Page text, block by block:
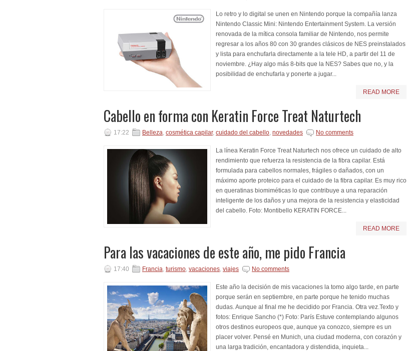
Lo retro y lo digital se unen en Nintendo porque la compañía lanza
Nintendo Classic Mini: Nintendo Entertainment System. La versión
renovada de la mítica consola familiar de Nintendo, nos permite
regresar a los años 80 con 30 grandes clásicos de NES preinstalados
y lista para enchufarla directamente a la tele HD, a partir del 11 de
noviembre. ¿Hay algo más 8-bits que la NES? Sabes que no, y la
posibilidad de enchufarla y ponerte a jugar...
READ MORE
Cabello en forma con Keratin Force Treat Naturtech
17:22 Belleza, cosmética capilar, cuidado del cabello, novedades No comments
La línea Keratin Force Treat Naturtech nos ofrece un cuidado de alto
rendimiento que refuerza la resistencia de la fibra capilar. Está
formulada para cabellos normales, frágiles o dañados, con un
máximo aporte proteico para el cuidado de la fibra capilar. Es muy rico
en queratinas biomiméticas lo que contribuye a una reparación
inteligente de los daños y una mejora de la resistencia y elasticidad
del cabello. Foto: Montibello KERATIN FORCE...
READ MORE
Para las vacaciones de este año, me pido Francia
17:40 Francia, turismo, vacaciones, viajes No comments
Este año la decisión de mis vacaciones la tomo algo tarde, en parte
porque serán en septiembre, en parte porque he tenido muchas
dudas. Aunque al final me he decidido por Francia. Otra vez.Texto y
fotos: Enrique Sancho (*) Foto: París Estuve contemplando algunos
otros destinos europeos que, aunque ya conozco, siempre es un
placer volver. Pensé en Munich, una ciudad moderna, con corazón y
una larga tradición, encantadora y distendida, inquieta...